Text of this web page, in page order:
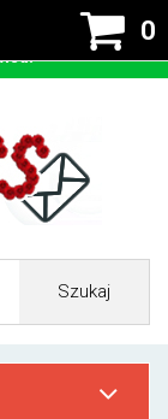
0
Szukaj
ciastek w celu
cookies